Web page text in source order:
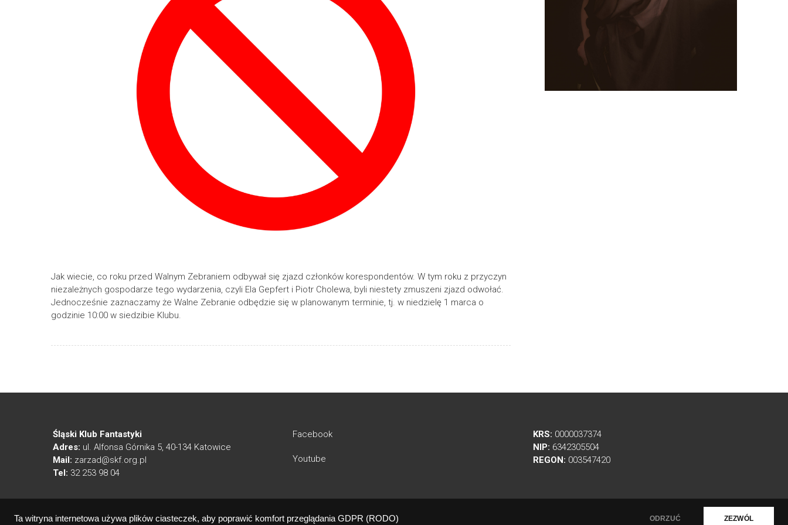
Ta witryna internetowa używa plików ciasteczek, aby poprawić komfort przeglądania GDPR (RODO) ODRZUĆ ZEZWÓL
Jak wiecie, co roku przed Walnym Zebraniem odbywał się zjazd członków korespondentów. W tym roku z przyczyn
niezależnych gospodarze tego wydarzenia, czyli Ela Gepfert i Piotr Cholewa, byli niestety zmuszeni zjazd odwołać.
Jednocześnie zaznaczamy że Walne Zebranie odbędzie się w planowanym terminie, tj. w niedzielę 1 marca o
godzinie 10:00 w siedzibie Klubu.
Śląski Klub Fantastyki
Adres: ul. Alfonsa Górnika 5, 40-134 Katowice
Mail: zarzad@skf.org.pl
Tel: 32 253 98 04
Facebook
Youtube
KRS: 0000037374
NIP: 6342305504
REGON: 003547420